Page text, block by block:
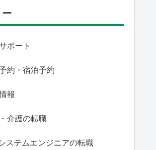
ポート
約・宿泊予約
報
介護の転職
ステムエンジニアの転職